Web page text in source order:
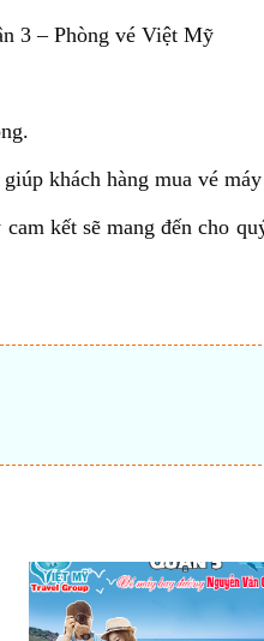
3 – Phòng vé Việt Mỹ
khách hàng mua vé
kết sẽ mang đến cho